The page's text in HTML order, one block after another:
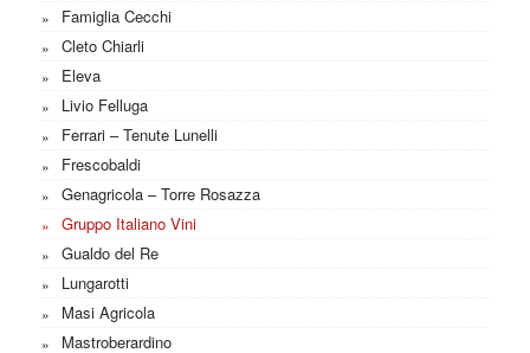
Famiglia Cecchi
Cleto Chiarli
Eleva
Livio Felluga
Ferrari – Tenute Lunelli
Frescobaldi
Genagricola – Torre Rosazza
Gruppo Italiano Vini
Gualdo del Re
Lungarotti
Masi Agricola
Mastroberardino